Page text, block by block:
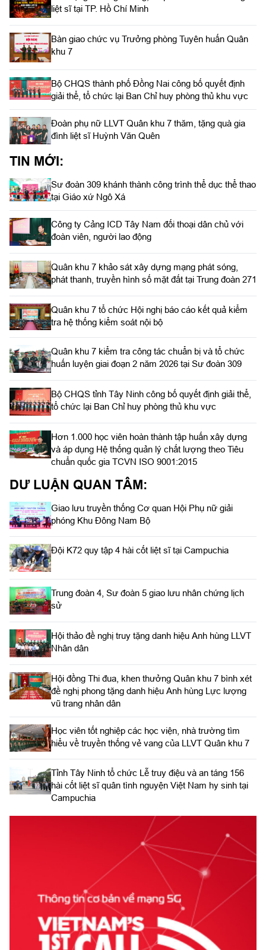
liệt sĩ tại TP. Hồ Chí Minh
Bàn giao chức vụ Trưởng phòng Tuyên huấn Quân
khu 7
Bộ CHQS thành phố Đồng Nai công bố quyết định
giải thể, tổ chức lại Ban Chỉ huy phòng thủ khu vực
Đoàn phụ nữ LLVT Quân khu 7 thăm, tặng quà gia
đình liệt sĩ Huỳnh Văn Quên
TIN MỚI:
Sư đoàn 309 khánh thành công trình thể dục thể thao
tại Giáo xứ Ngô Xá
Công ty Cảng ICD Tây Nam đối thoại dân chủ với
đoàn viên, người lao động
Quân khu 7 khảo sát xây dựng mạng phát sóng,
phát thanh, truyền hình số mặt đất tại Trung đoàn 271
Quân khu 7 tổ chức Hội nghị báo cáo kết quả kiểm
tra hệ thống kiểm soát nội bộ
Quân khu 7 kiểm tra công tác chuẩn bị và tổ chức
huấn luyện giai đoạn 2 năm 2026 tại Sư đoàn 309
Bộ CHQS tỉnh Tây Ninh công bố quyết định giải thể,
tổ chức lại Ban Chỉ huy phòng thủ khu vực
Hơn 1.000 học viên hoàn thành tập huấn xây dựng
và áp dụng Hệ thống quản lý chất lượng theo Tiêu
chuẩn quốc gia TCVN ISO 9001:2015
DƯ LUẬN QUAN TÂM:
Giao lưu truyền thống Cơ quan Hội Phụ nữ giải
phóng Khu Đông Nam Bộ
Đội K72 quy tập 4 hài cốt liệt sĩ tại Campuchia
Trung đoàn 4, Sư đoàn 5 giao lưu nhân chứng lịch
sử
Hội thảo đề nghị truy tặng danh hiệu Anh hùng LLVT
Nhân dân
Hội đồng Thi đua, khen thưởng Quân khu 7 bình xét
đề nghị phong tặng danh hiệu Anh hùng Lực lượng
vũ trang nhân dân
Học viên tốt nghiệp các học viện, nhà trường tìm
hiểu về truyền thống vẻ vang của LLVT Quân khu 7
​Tỉnh Tây Ninh tổ chức Lễ truy điệu và an táng 156
hài cốt liệt sĩ quân tình nguyện Việt Nam hy sinh tại
Campuchia